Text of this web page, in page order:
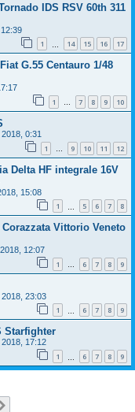
IDS RSV 60th 311
1 14 15 16 17
G.55 Centauro 1/48
1 … 7 8 9 10
0:31
1 9 10 11 12
Delta HF integrale 16V
15:08
1 5 6 7 8
Vittorio Veneto
12:07
1 … 6 7 8 9
23:03
1 6 7 8 9
Starfighter
17:12
1 6 7 8 9